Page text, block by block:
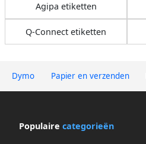
Dymo Papier en verzenden
Agipa etiketten
Q-Connect etiketten
Populaire categorieën